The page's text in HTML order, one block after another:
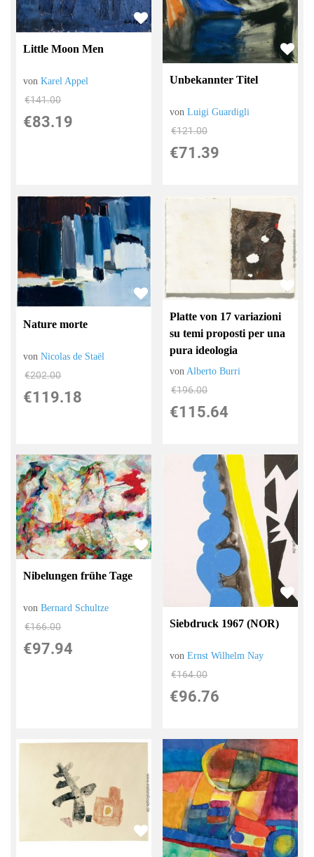
Little Moon Men
vonKarel Appel
€141.00
€83.19
Unbekannter Titel
vonLuigi Guardigli
€121.00
€71.39
Nature morte
vonNicolas de Staël
€202.00
€119.18
Platte von 17 variazioni
su temi proposti per una
pura ideologia
von Alberto Burri
€196.00
€115.64
Nibelungen frühe Tage
vonBernard Schultze
€166.00
€97.94
Siebdruck 1967 (NOR)
vonErnst Wilhelm Nay
€164.00
€96.76